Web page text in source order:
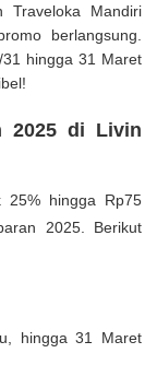
Traveloka Mandiri
berlangsung.
hingga 31 Maret
2025 di Livin
25% hingga Rp75
2025. Berikut
hingga 31 Maret